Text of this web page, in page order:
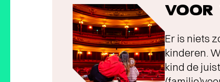
Er is niets
kinderen.
kind de